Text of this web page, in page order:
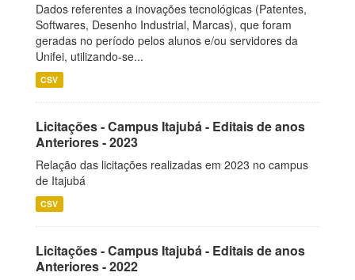
Dados referentes a inovações tecnológicas (Patentes,
Softwares, Desenho Industrial, Marcas), que foram
geradas no período pelos alunos e/ou servidores da
Unifei, utilizando-se...
CSV
Licitações - Campus Itajubá - Editais de anos
Anteriores - 2023
Relação das licitações realizadas em 2023 no campus
de Itajubá
CSV
Licitações - Campus Itajubá - Editais de anos
Anteriores - 2022